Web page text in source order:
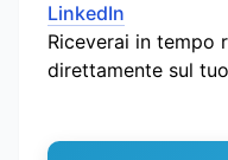
LinkedIn
Riceverai in tempo
direttamente sul